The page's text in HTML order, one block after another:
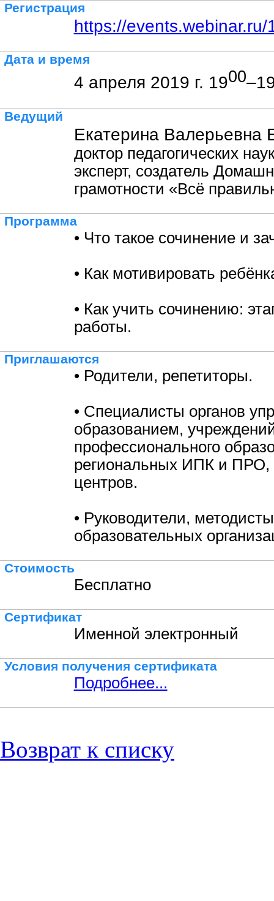
Регистрация
https://
Дата и время
4 апреля 2019 г. 1900
Ведущий
Екатерина Валерьевна
доктор педагогических
эксперт, создатель
грамотности «Всё
Программа
• Что такое сочинение и
• Как мотивировать
• Как учить сочинению:
работы.
Приглашаются
• Родители, репетиторы.
• Специалисты органов
образованием,
профессионального
региональных ИПК и ПРО,
центров.
• Руководители,
образовательных
Стоимость
Бесплатно
Сертификат
Именной электронный
Условия получения сертификата
Подробнее...
Возврат к списку